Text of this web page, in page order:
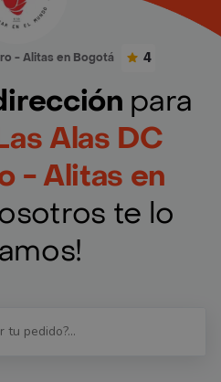
- Alitas en Bogotá 4
para
Alas DC
- Alitas en
te lo